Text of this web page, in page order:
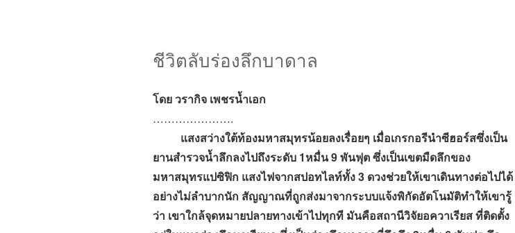
ชีวิตลับร่องลึกบาดาล
โดย วรากิจ เพชรน้ำเอก
………………….
แสงสว่างใต้ท้องมหาสมุทรน้อยลงเรื่อยๆ เมื่อเกรกอรีนำซีฮอร์สซึ่งเป็น
ยานสำรวจน้ำลึกลงไปถึงระดับ 1หมื่น 9 พันฟุต ซึ่งเป็นเขตมืดลึกของ
มหาสมุทรแปซิฟิก แสงไฟจากสปอทไลท์ทั้ง 3 ดวงช่วยให้เขาเดินทางต่อไปได้
อย่างไม่ลำบากนัก สัญญาณที่ถูกส่งมาจากระบบแจ้งพิกัดอัตโนมัติทำให้เขารู้
ว่า เขาใกล้จุดหมายปลายทางเข้าไปทุกที มันคือสถานีวิจัยอควาเรียส ที่ติดตั้ง